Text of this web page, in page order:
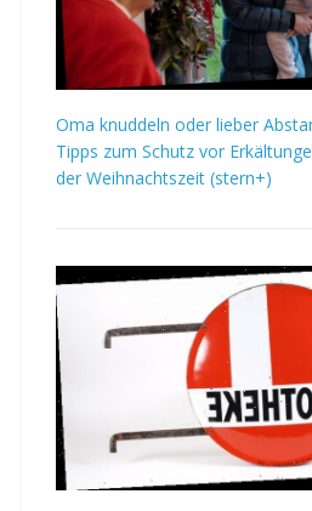
Oma knuddeln oder lieber
Tipps zum Schutz vor
der Weihnachtszeit (stern+)